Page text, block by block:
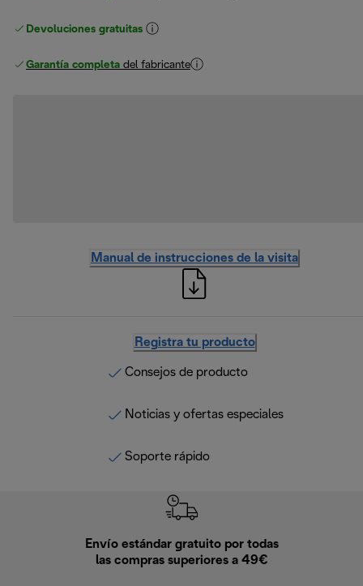
Devoluciones gratuitas
Garantía completa del fabricante
Manual de instrucciones de la visita
Registra tu producto
Consejos de producto
Noticias y ofertas especiales
Soporte rápido
Envío estándar gratuito por todas
las compras superiores a 49€